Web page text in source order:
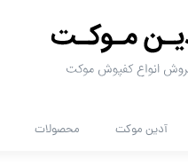
آدین موکت محصولات